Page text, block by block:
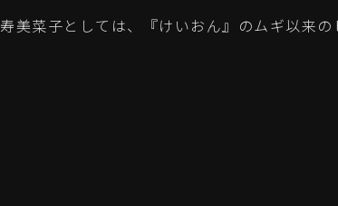
寿美菜子としては、『けいおん』のムギ以来